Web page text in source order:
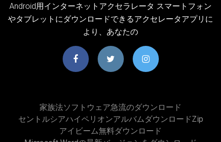
Android用インターネットアクセラレータ スマートフォン
やタブレットにダウンロードできるアクセレータアプリに
より、あなたの
家族法ソフトウェア急流のダウンロード
セントルシアハイペリオンアルバムダウンロードzip
アイビーム無料ダウンロード